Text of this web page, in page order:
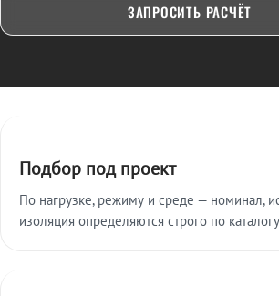
ЗАПРОСИТЬ РАСЧЁТ
Подбор под проект
По нагрузке, режиму и среде — номинал,
изоляция определяются строго по